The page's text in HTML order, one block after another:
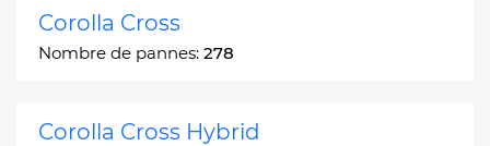
Corolla Cross
Nombre de pannes: 278
Corolla Cross Hybrid